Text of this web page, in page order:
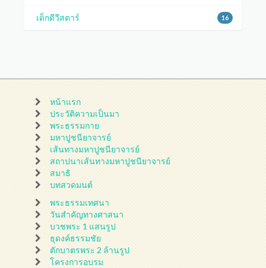
เด็กดีวีสตาร์ 16
หน้าแรก
ประวัติความเป็นมา
พระธรรมกาย
มหาปูชนียาจารย์
เส้นทางมหาปูชนียาจารย์
สถาปนาเส้นทางมหาปูชนียาจารย์
สมาธิ
บทสวดมนต์
พระธรรมเทศนา
วันสำคัญทางศาสนา
บวชพระ 1 แสนรูป
ธุดงค์ธรรมชัย
ตักบาตรพระ 2 ล้านรูป
โครงการอบรม